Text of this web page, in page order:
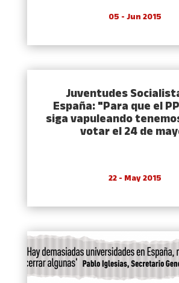
05 - Jun 2015
Juventudes
España: "Para que el
siga vapuleando
votar el 24 de
22 - May 2015